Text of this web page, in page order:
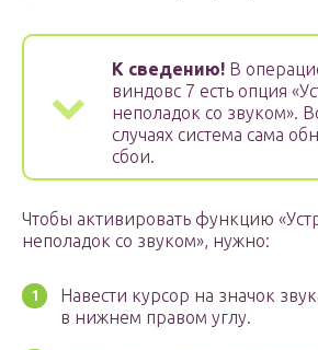
К сведению! В
виндовс 7 есть опция
неполадок со звуком».
случаях система сама
сбои.
Чтобы активировать функцию
неполадок со звуком», нужно:
Навести курсор на значок
в нижнем правом углу.